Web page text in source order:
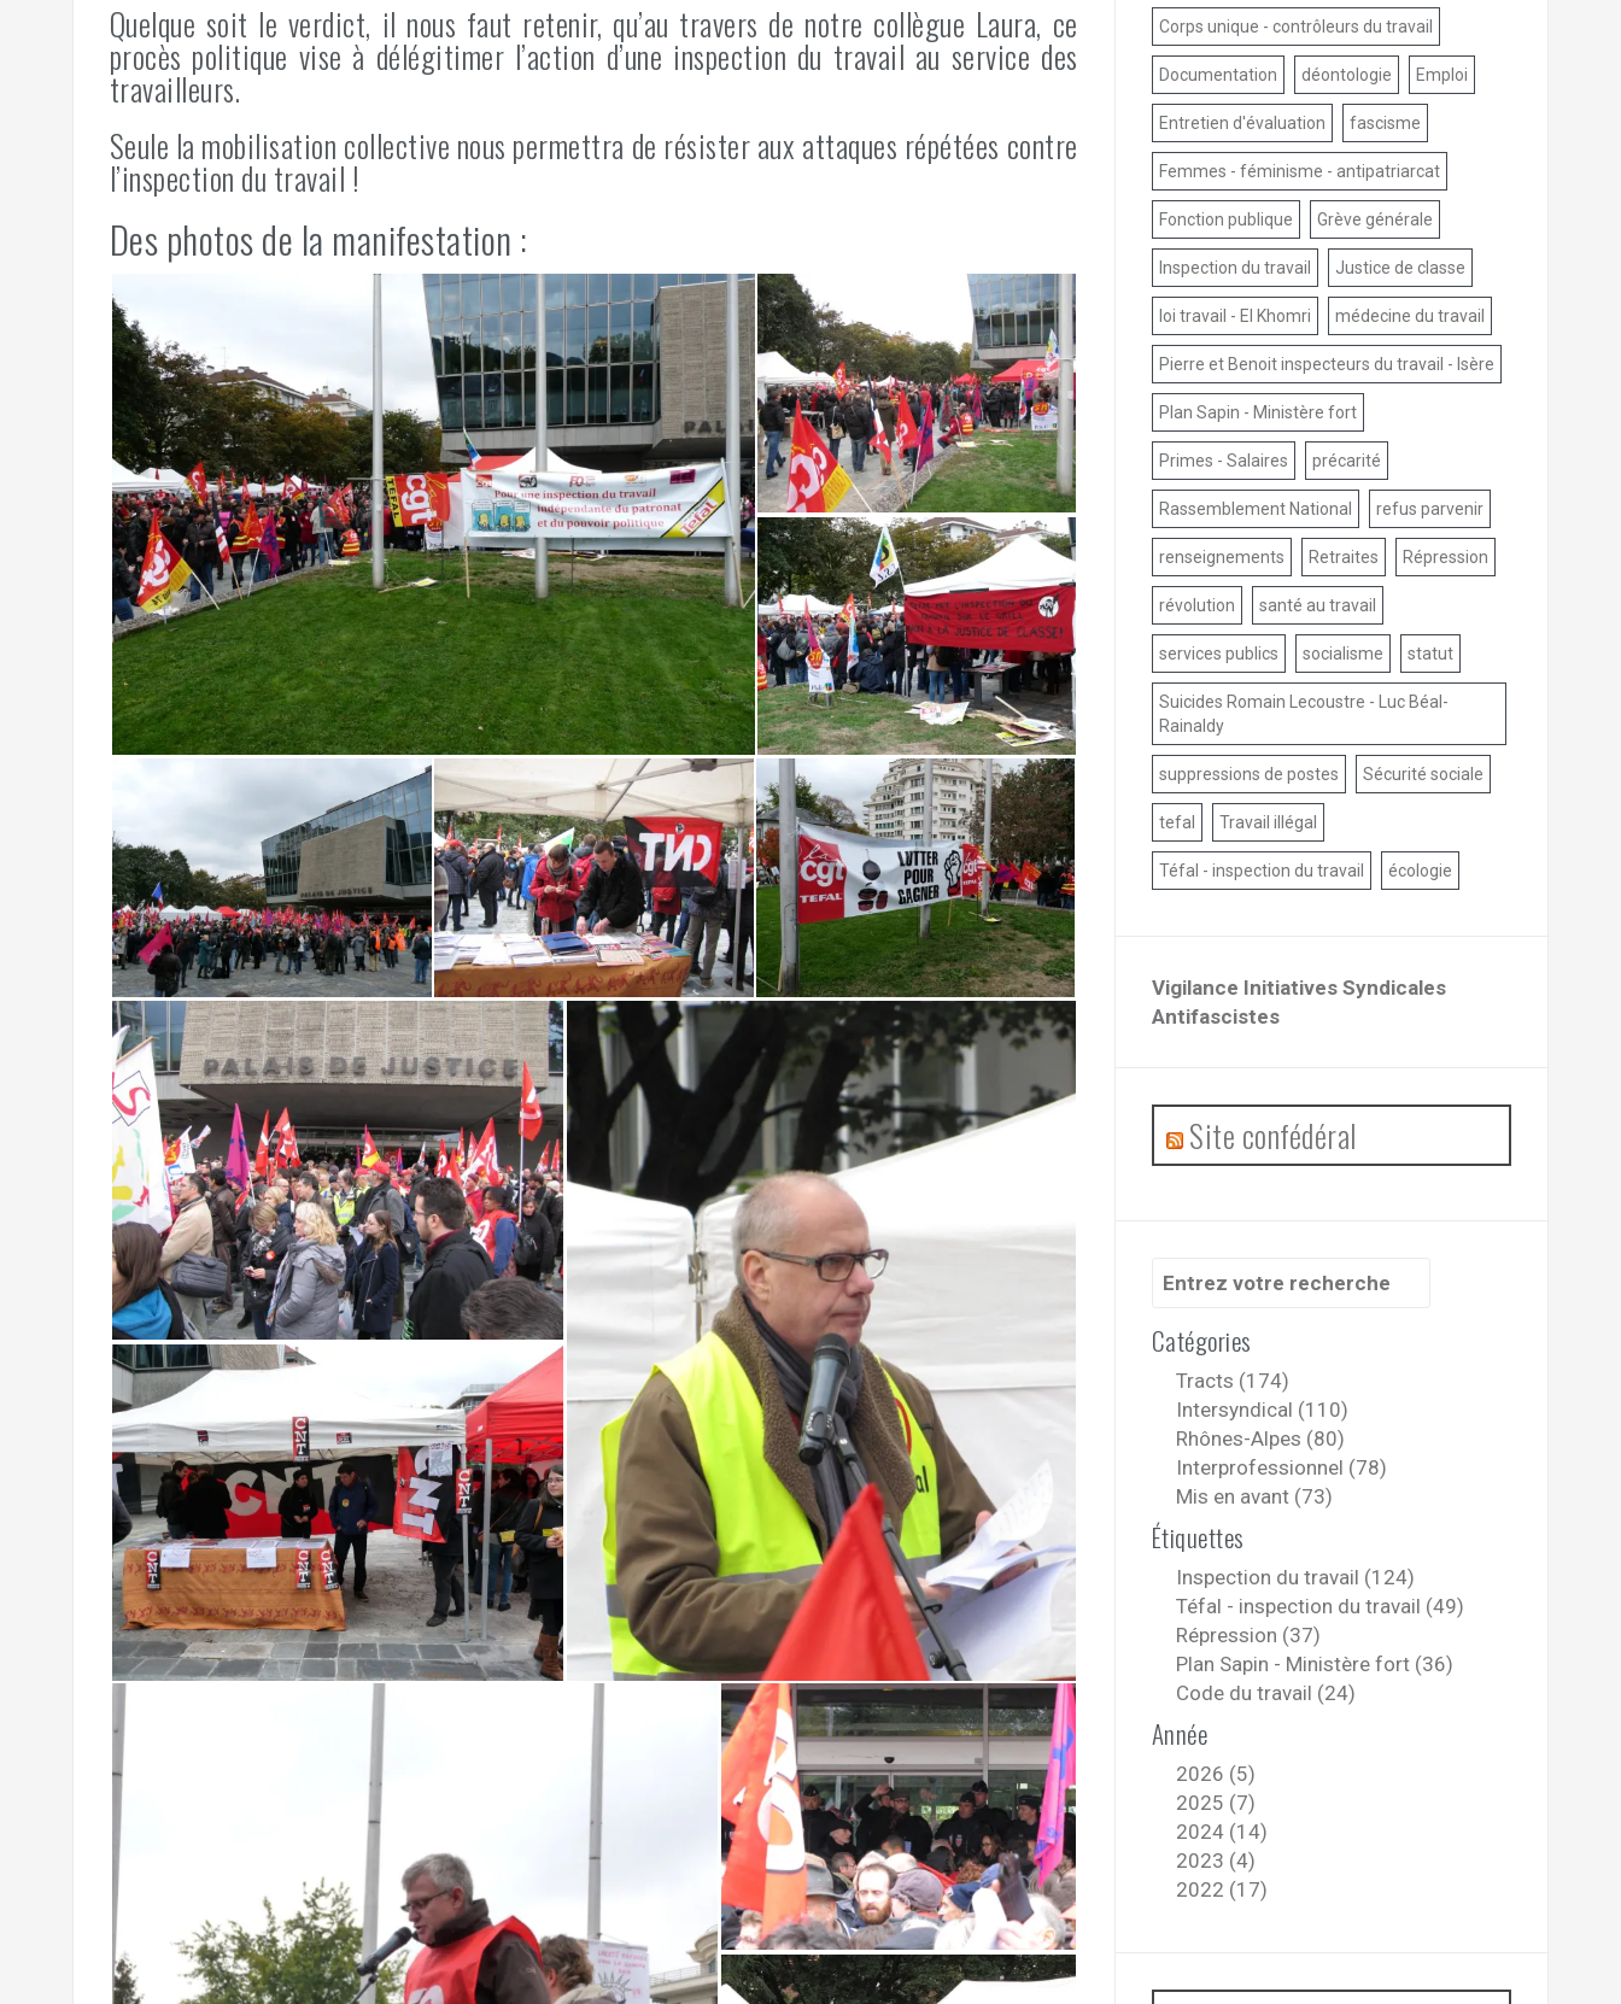
Quelque soit le verdict, il nous faut retenir, qu’au travers de notre collègue Laura, ce
procès politique vise à délégitimer l’action d’une inspection du travail au service des
travailleurs.
Seule la mobilisation collective nous permettra de résister aux attaques répétées contre
l’inspection du travail !
Des photos de la manifestation :
Corps unique - contrôleurs du travail
Documentation déontologie Emploi
Entretien d'évaluation fascisme
Femmes - féminisme - antipatriarcat
Fonction publique Grève générale
Inspection du travail Justice de classe
loi travail - El Khomri médecine du travail
Pierre et Benoit inspecteurs du travail - Isère
Plan Sapin - Ministère fort
Primes - Salaires précarité
Rassemblement National refus parvenir
renseignements Retraites Répression
révolution santé au travail
services publics socialisme statut
Suicides Romain Lecoustre - Luc Béal-
Rainaldy
suppressions de postes Sécurité sociale
tefal Travail illégal
Téfal - inspection du travail écologie
Vigilance Initiatives Syndicales
Antifascistes
Site confédéral
Recherche
:Catégories
Tracts (174)
Intersyndical (110)
Rhônes-Alpes (80)
Interprofessionnel (78)
Mis en avant (73)
Étiquettes
Inspection du travail (124)
Téfal - inspection du travail (49)
Répression (37)
Plan Sapin - Ministère fort (36)
Code du travail (24)
Année
2026 (5)
2025 (7)
2024 (14)
2023 (4)
2022 (17)